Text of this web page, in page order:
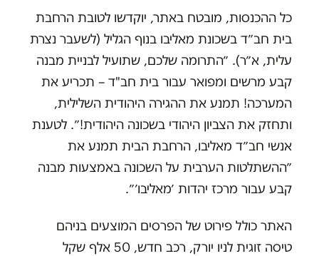
כל ההכנסות, מובטח באתר, יוקדשו לטובת הרחבת
בית חב״ד בשכונת מאליבו בנוף הגליל (לשעבר נצרת
עלית, א״ר). ״התרומה שלכם, שתועיל לבניית מבנה
קבע מרשים ומפואר עבור בית חב"ד – תכריע את
המערכה! תמנע את ההגירה היהודית השלילית,
ותחזק את הצביון היהודי בשכונה היהודית!״. לטענת
אנשי חב״ד מאליבו, הרחבת הבית תמנע את
״ההשתלטות הערבית על השכונה באמצעות מבנה
קבע עבור מרכז יהדות ׳מאליבו׳״.
האתר כולל פירוט של הפרסים המוצעים בניהם
טיסה זוגית לניו יורק, רכב חדש, 50 אלף שקל